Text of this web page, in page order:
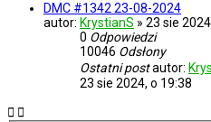
DMC #1342 23-08-2024
autor: KrystianS » 23 sie
0 Odpowiedzi
10046 Odsłony
Ostatni postautor:
23 sie 2024, o 19:38